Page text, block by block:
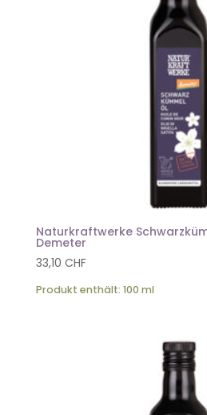
Naturkraftwerke
Demeter
33,10 CHF
Produkt enthält: 100 ml